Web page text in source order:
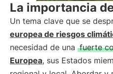
La importancia
Un tema clave que se
europea de riesgos
necesidad de una fuerte
Europea, sus Estados